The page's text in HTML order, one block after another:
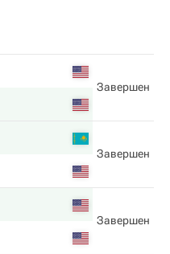
Завершен
Завершен
Завершен